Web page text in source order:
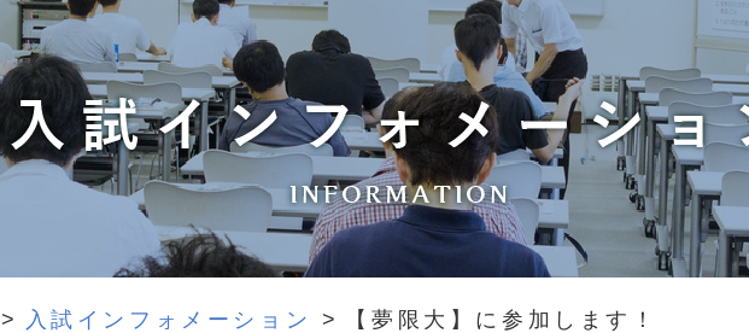
入試インフォメーション 【夢限大】に参加します！